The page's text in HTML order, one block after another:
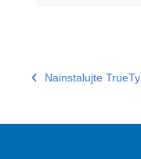
Nainstalujte